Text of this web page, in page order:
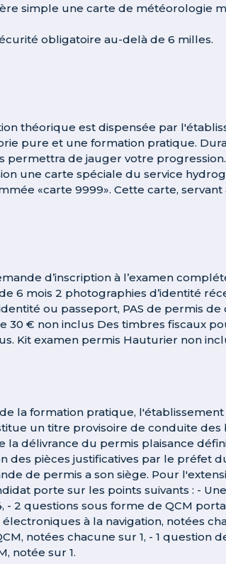
simple une carte de météorologie
obligatoire au-delà de 6 milles.
théorique est dispensée par
pure et une formation pratique.
permettra de jauger votre
une carte spéciale du service
«carte 9999». Cette carte,
d’inscription à l’examen
6 mois 2 photographies d’identité
ou passeport, PAS de permis
30 € non inclus Des timbres fiscaux
Kit examen permis Hauturier non
la formation pratique,
un titre provisoire de conduite
la délivrance du permis plaisance
des pièces justificatives par le préfet
de permis a son siège. Pour
porte sur les points suivants : -
- 2 questions sous forme de QCM
à la navigation, notées
notées chacune sur 1, - 1 question
notée sur 1.